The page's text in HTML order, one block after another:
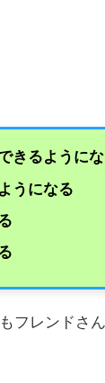
きるように
うになる
フレンドさ